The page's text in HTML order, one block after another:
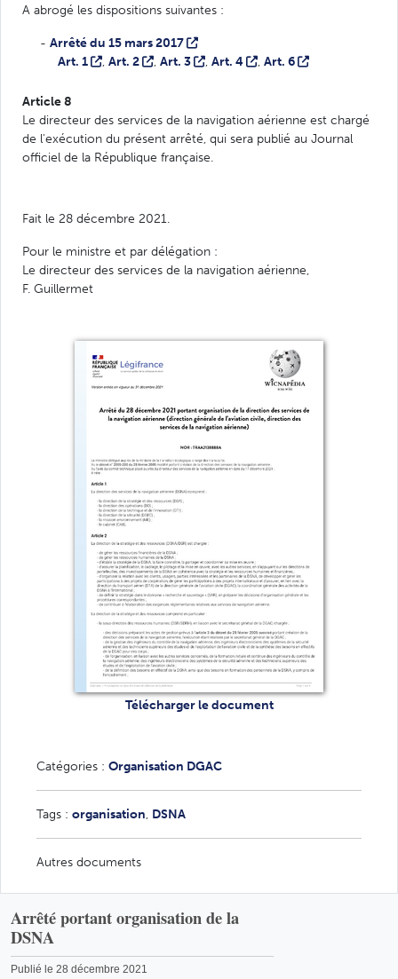
A abrogé les dispositions suivantes :
- Arrêté du 15 mars 2017
Art. 1
, Art. 2 , Art. 3 , Art. 4 , Art. 6
Article 8
Le directeur des services de la navigation aérienne est chargé
de l'exécution du présent arrêté, qui sera publié au Journal
officiel de la République française.
Fait le 28 décembre 2021.
Pour le ministre et par délégation :
Le directeur des services de la navigation aérienne,
F. Guillermet
Télécharger le document
Catégories : Organisation DGAC
Tags : organisation, DSNA
Autres documents
Arrêté portant organisation de la
DSNA
Publié le 28 décembre 2021